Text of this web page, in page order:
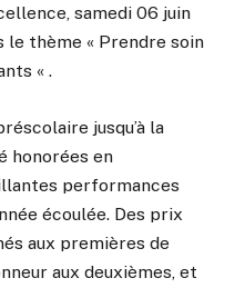
samedi 06 juin
le thème « Prendre soin
« .
jusqu’à la
honorées en
performances
écoulée. Des prix
aux premières de
aux deuxièmes, et